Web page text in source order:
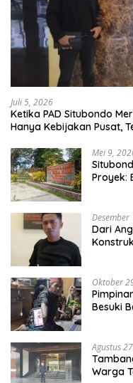
Juli 5, 2026
Ketika PAD Situbondo
Hanya Kebijakan Pusat,
Mei 9,
Proyek:
Dari
Oktober
Besuki
Agustus
Warga